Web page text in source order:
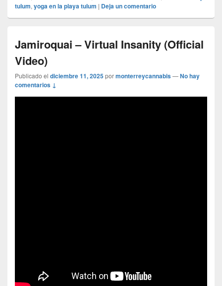
tulum, yoga en la playa tulum | Deja un comentario
Jamiroquai – Virtual Insanity (Official
Video)
Publicado el diciembre 11, 2025pormonterreycannabis—No hay
comentarios ↓